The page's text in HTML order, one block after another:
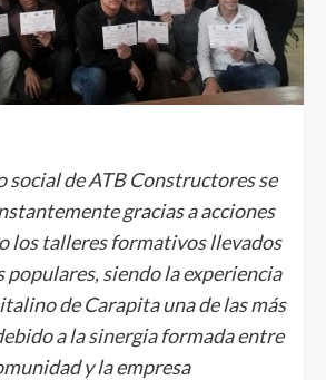
social de ATB Constructores se
gracias a acciones
los talleres formativos llevados
populares, siendo la experiencia
de Carapita una de las más
a la sinergia formada entre
y la empresa